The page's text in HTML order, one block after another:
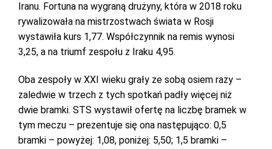
Iranu. Fortuna na wygraną drużyny, która w 2018 roku
rywalizowała na mistrzostwach świata w Rosji
wystawiła kurs 1,77. Współczynnik na remis wynosi
3,25, a na triumf zespołu z Iraku 4,95.
Oba zespoły w XXI wieku grały ze sobą osiem razy –
zaledwie w trzech z tych spotkań padły więcej niż
dwie bramki. STS wystawił ofertę na liczbę bramek w
tym meczu – prezentuje się ona następująco: 0,5
bramki – powyżej: 1,08, poniżej: 5,50; 1,5 bramki –